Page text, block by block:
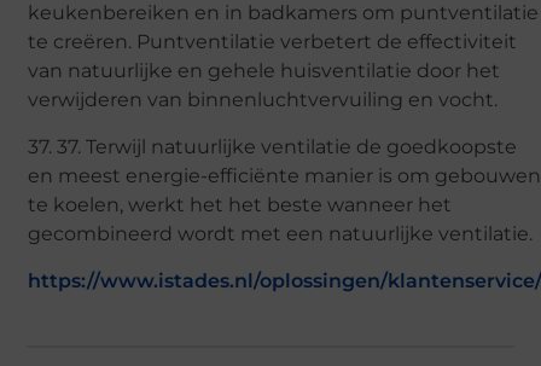
keukenbereiken en in badkamers om puntventilatie
te creëren. Puntventilatie verbetert de effectiviteit
van natuurlijke en gehele huisventilatie door het
verwijderen van binnenluchtvervuiling en vocht.
37. 37. Terwijl natuurlijke ventilatie de goedkoopste
en meest energie-efficiënte manier is om gebouwen
te koelen, werkt het het beste wanneer het
gecombineerd wordt met een natuurlijke ventilatie.
https://www.istades.nl/oplossingen/